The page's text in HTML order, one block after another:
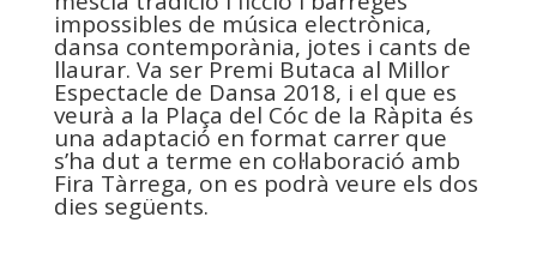
impossibles de música electrònica,
dansa contemporània, jotes i cants de
llaurar. Va ser Premi Butaca al Millor
Espectacle de Dansa 2018, i el que es
veurà a la Plaça del Cóc de la Ràpita és
una adaptació en format carrer que
s’ha dut a terme en col·laboració amb
Fira Tàrrega, on es podrà veure els dos
dies següents.